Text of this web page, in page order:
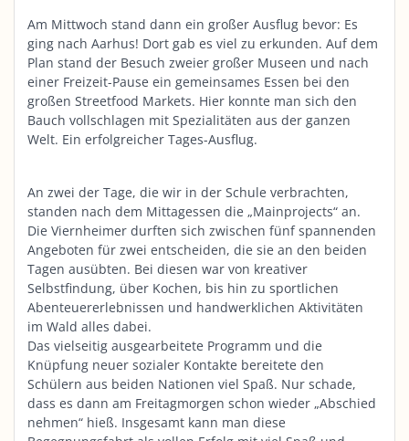
Am Mittwoch stand dann ein großer Ausflug bevor: Es
ging nach Aarhus! Dort gab es viel zu erkunden. Auf dem
Plan stand der Besuch zweier großer Museen und nach
einer Freizeit-Pause ein gemeinsames Essen bei den
großen Streetfood Markets. Hier konnte man sich den
Bauch vollschlagen mit Spezialitäten aus der ganzen
Welt. Ein erfolgreicher Tages-Ausflug.
An zwei der Tage, die wir in der Schule verbrachten,
standen nach dem Mittagessen die „Mainprojects“ an.
Die Viernheimer durften sich zwischen fünf spannenden
Angeboten für zwei entscheiden, die sie an den beiden
Tagen ausübten. Bei diesen war von kreativer
Selbstfindung, über Kochen, bis hin zu sportlichen
Abenteuererlebnissen und handwerklichen Aktivitäten
im Wald alles dabei.
Das vielseitig ausgearbeitete Programm und die
Knüpfung neuer sozialer Kontakte bereitete den
Schülern aus beiden Nationen viel Spaß. Nur schade,
dass es dann am Freitagmorgen schon wieder „Abschied
nehmen“ hieß. Insgesamt kann man diese